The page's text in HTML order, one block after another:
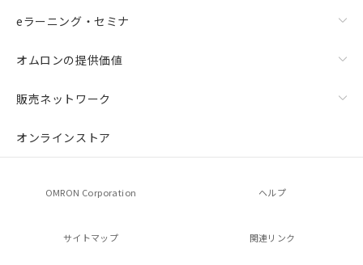
eラーニング・セミナ
オムロンの提供価値
販売ネットワーク
オンラインストア
OMRON Corporation ヘルプ
サイトマップ 関連リンク